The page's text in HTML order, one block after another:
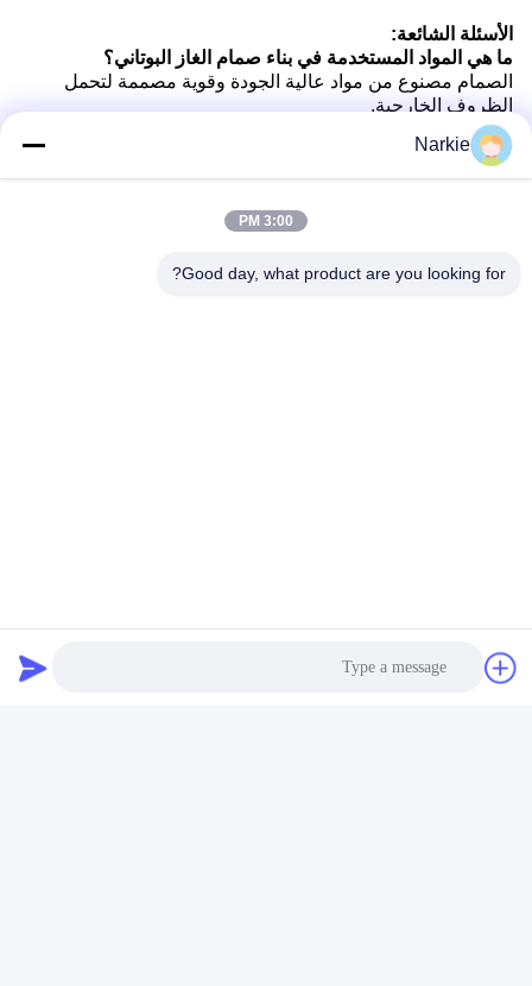
الأسئلة الشائعة:
ما هي المواد المستخدمة في بناء صمام الغاز البوتاني؟
الصمام مصنوع من مواد عالية الجودة وقوية مصممة لتحمل
الظروف الخارجية.
كيف يمكنني التأكد من أن صمام البوتان مثبت بشكل صحيح؟
اتبع دليل الاستخدام للحصول على تعليمات التثبيت خطوة بخطوة
لضمان تركيب آمن.
صمامنا مصمم ليتوافق مع معظم الموقدات القياسية للتخييم،
ما هي ميزات السلامة التي يتضمنها صمام البوتان؟
Narkie
3:00 PM
Good day, what product are you looking for?